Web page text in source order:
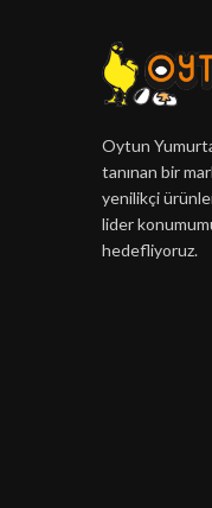
Oytun
tanınan bir
yenilikçi
lider
hedefliyoruz.